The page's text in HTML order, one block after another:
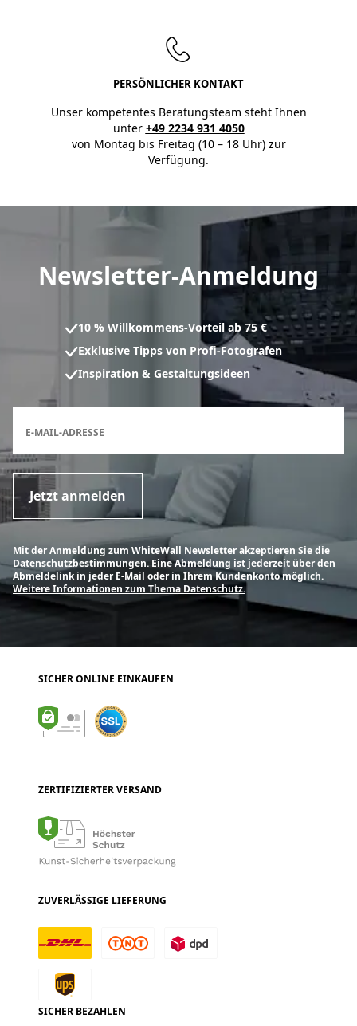
PERSÖNLICHER KONTAKT
Unser kompetentes Beratungsteam steht Ihnen
unter +49 2234 931 4050
von Montag bis Freitag (10 – 18 Uhr) zur
Verfügung.
Newsletter-Anmeldung
10 % Willkommens-Vorteil ab 75 €
Exklusive Tipps von Profi-Fotografen
Inspiration & Gestaltungsideen
E-MAIL-ADRESSE
Jetzt anmelden
Mit der Anmeldung zum WhiteWall Newsletter akzeptieren Sie die
Datenschutzbestimmungen. Eine Abmeldung ist jederzeit über den
Abmeldelink in jeder E-Mail oder in Ihrem Kundenkonto möglich.
Weitere Informationen zum Thema Datenschutz.
SICHER ONLINE EINKAUFEN
ZERTIFIZIERTER VERSAND
ZUVERLÄSSIGE LIEFERUNG
SICHER BEZAHLEN